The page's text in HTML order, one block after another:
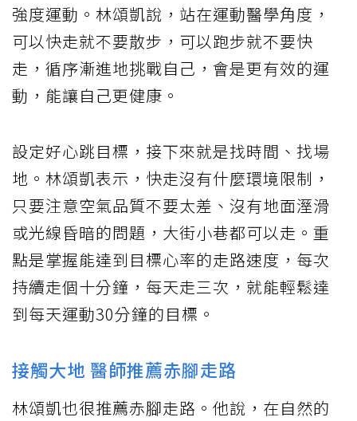
強度運動。林頌凱說，站在運動醫學角度，
可以快走就不要散步，可以跑步就不要快
走，循序漸進地挑戰自己，會是更有效的運
動，能讓自己更健康。
設定好心跳目標，接下來就是找時間、找場
地。林頌凱表示，快走沒有什麼環境限制，
只要注意空氣品質不要太差、沒有地面溼滑
或光線昏暗的問題，大街小巷都可以走。重
點是掌握能達到目標心率的走路速度，每次
持續走個十分鐘，每天走三次，就能輕鬆達
到每天運動30分鐘的目標。
接觸大地 醫師推薦赤腳走路
林頌凱也很推薦赤腳走路。他說，在自然的